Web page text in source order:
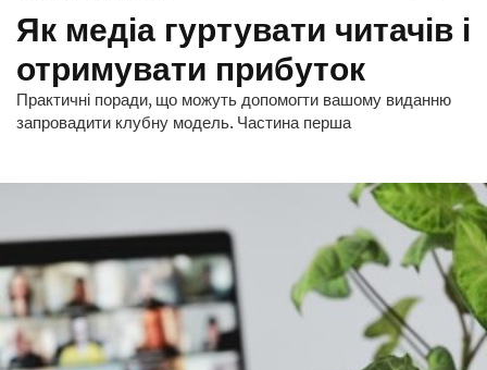
Як медіа гуртувати читачів і
отримувати прибуток
Практичні поради, що можуть допомогти вашому виданню
запровадити клубну модель. Частина перша